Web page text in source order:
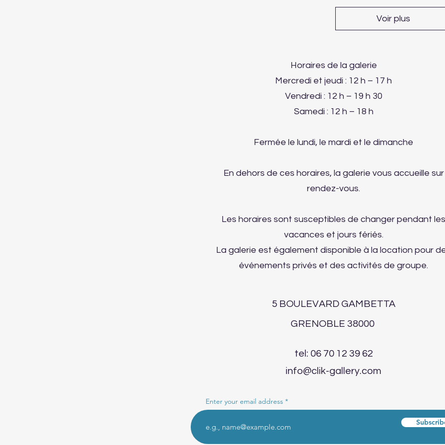
Voir plus
Horaires de la galerie
Mercredi et jeudi : 12 h – 17 h
Vendredi : 12 h – 19 h 30
Samedi : 12 h – 18 h
Fermée le lundi, le mardi et le dimanche
En dehors de ces horaires, la galerie vous accueille sur
rendez-vous.
Les horaires sont susceptibles de changer pendant les
vacances et jours fériés.
La galerie est également disponible à la location pour
événements privés et des activités de groupe.
5 BOULEVARD GAMBETTA
GRENOBLE 38000
tel: 06 70 12 39 62
info@clik-gallery.com
Enter your email address